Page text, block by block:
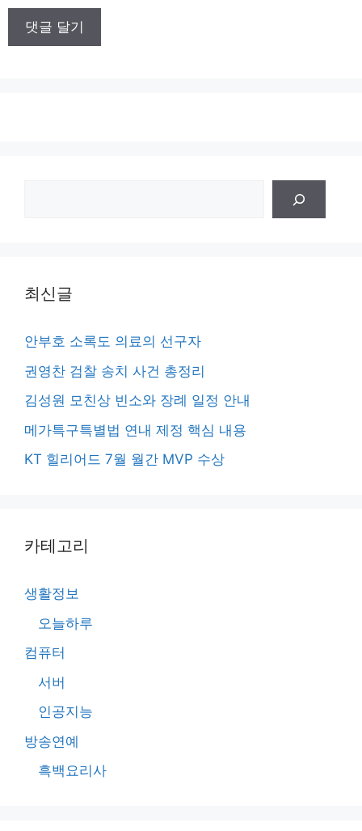
최신글
안부호 소록도 의료의 선구자
권영찬 검찰 송치 사건 총정리
김성원 모친상 빈소와 장례 일정 안내
메가특구특별법 연내 제정 핵심 내용
KT 힐리어드 7월 월간 MVP 수상
카테고리
생활정보
오늘하루
컴퓨터
서버
인공지능
방송연예
흑백요리사